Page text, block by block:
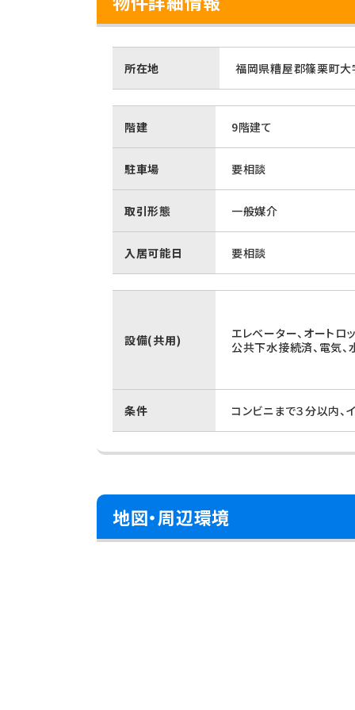
所在地 福岡県糟屋郡篠栗町
階建 9階建て
駐車場 要相談
取引形態 一般媒介
入居可能日 要相談
設備(共用)
エレベーター、オートロ
公共下水接続済、電気、
条件 コンビニまで３分以内、
地図・周辺環境